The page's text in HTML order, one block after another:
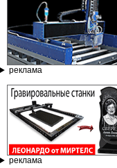
реклама
реклама